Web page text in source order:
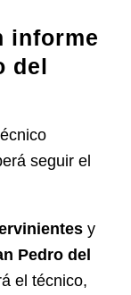
informe
del
seguir el
y
Pedro del
el técnico,